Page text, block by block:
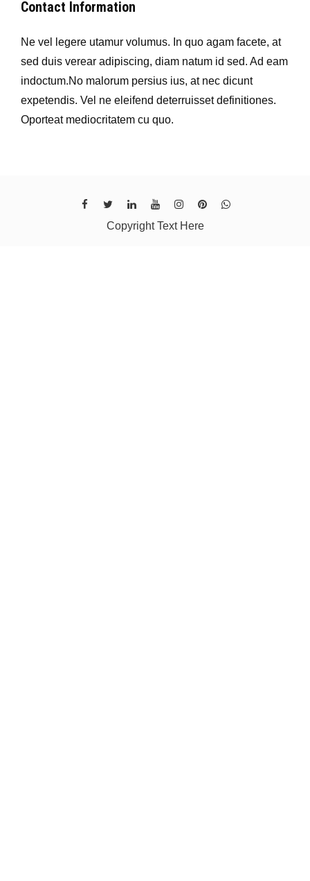
Contact Information
Ne vel legere utamur volumus. In quo agam facete, at
sed duis verear adipiscing, diam natum id sed. Ad eam
indoctum.No malorum persius ius, at nec dicunt
expetendis. Vel ne eleifend deterruisset definitiones.
Oporteat mediocritatem cu quo.
Copyright Text Here